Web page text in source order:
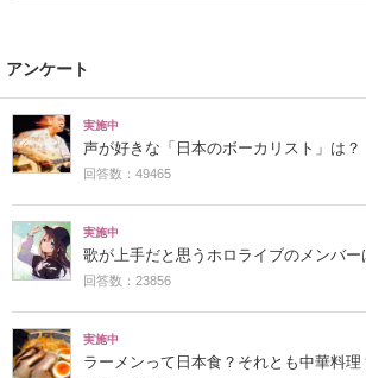
アンケート
実施中
声が好きな「日本のボーカリスト」は？
回答数：49465
実施中
歌が上手だと思うホロライブのメンバー
回答数：23856
実施中
ラーメンって日本食？それとも中華料理